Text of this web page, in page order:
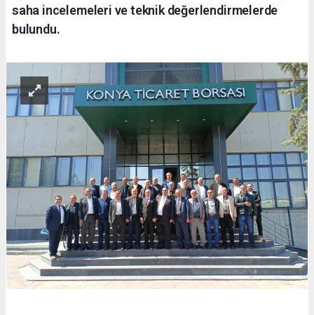
saha incelemeleri ve teknik değerlendirmelerde
bulundu.